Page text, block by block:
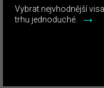
Vybrat nejvhodnější
trhu jednoduché. →